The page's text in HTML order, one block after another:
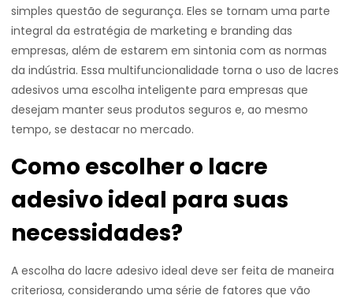
simples questão de segurança. Eles se tornam uma parte
integral da estratégia de marketing e branding das
empresas, além de estarem em sintonia com as normas
da indústria. Essa multifuncionalidade torna o uso de lacres
adesivos uma escolha inteligente para empresas que
desejam manter seus produtos seguros e, ao mesmo
tempo, se destacar no mercado.
Como escolher o lacre
adesivo ideal para suas
necessidades?
A escolha do lacre adesivo ideal deve ser feita de maneira
criteriosa, considerando uma série de fatores que vão